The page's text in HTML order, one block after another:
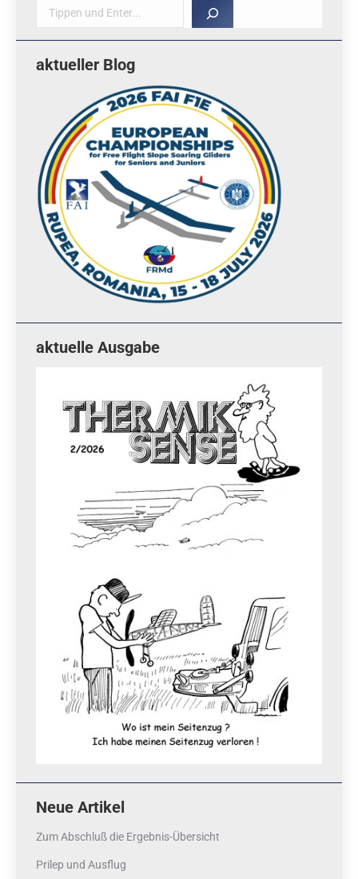
Suche
aktueller Blog
aktuelle Ausgabe
Neue Artikel
Zum Abschluß die Ergebnis-Übersicht
Prilep und Ausflug